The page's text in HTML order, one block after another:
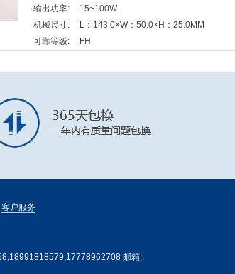
输出功率:
15~100W
机械尺寸:
L：143.0×W：50.0×H：25.0MM
可靠等级:
FH
客户服务
邮箱: